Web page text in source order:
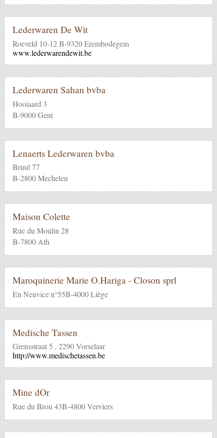
Lederwaren De Wit
Roeveld 10-12 B-9320 Erembodegem
www.lederwarendewit.be
Lederwaren Sahan bvba
Hooiaard 3
B-9000 Gent
Lenaerts Lederwaren bvba
Bruul 77
B-2800 Mechelen
Maison Colette
Rue du Moulin 28
B-7800 Ath
Maroquinerie Marie O.Hariga - Closon sprl
En Neuvice n°55B-4000 Liège
Medische Tassen
Grensstraat 5 , 2290 Vorselaar
http://www.medischetassen.be
Mine dOr
Rue du Brou 43B-4800 Verviers